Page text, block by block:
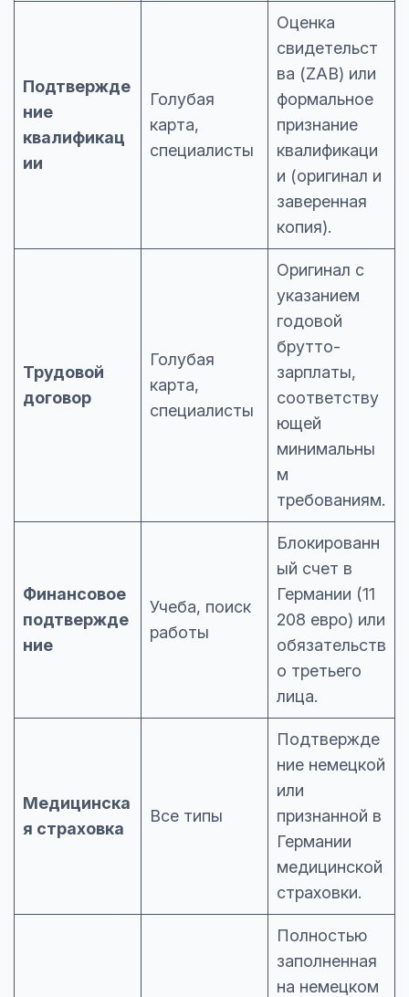
Подтвержде
ние
квалификац
ии
Голубая
карта,
специалисты
Оценка
свидетельст
ва (ZAB) или
формальное
признание
квалификаци
и (оригинал и
заверенная
копия).
Трудовой
договор
Голубая
карта,
специалисты
Оригинал с
указанием
годовой
брутто-
зарплаты,
соответству
ющей
минимальны
м
требованиям.
Финансовое
подтвержде
ние
Учеба, поиск
работы
Блокированн
ый счет в
Германии (11
208 евро) или
обязательств
о третьего
лица.
Медицинска
я страховка
Все типы
Подтвержде
ние немецкой
или
признанной в
Германии
медицинской
страховки.
Полностью
заполненная
на немецком